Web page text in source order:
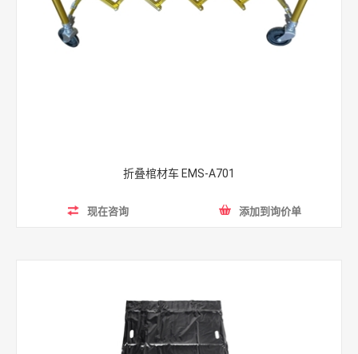
折叠棺材车 EMS-A701
现在咨询 添加到询价单